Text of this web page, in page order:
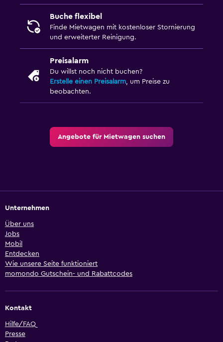
Buche flexibel
Finde Mietwagen mit kostenloser Stornierung
und erweiterter Reinigung.
Preisalarm
Du willst noch nicht buchen?
Erstelle einen Preisalarm, um Preise zu
beobachten.
Angebote für Mietwagen suchen
Unternehmen
Über uns
Jobs
Mobil
Entdecken
Wie unsere Seite funktioniert
momondo Gutschein- und Rabattcodes
Kontakt
Hilfe/FAQ
Presse